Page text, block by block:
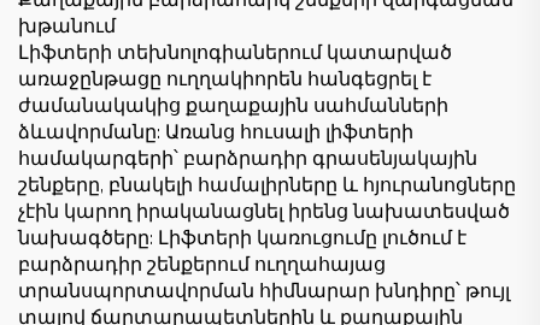
խթանում
Լիֆտերի տեխնոլոգիաներում կատարված
առաջընթացը ուղղակիորեն հանգեցրել է
ժամանակակից քաղաքային սահմանների
ձևավորմանը: Առանց հուսալի լիֆտերի
համակարգերի՝ բարձրադիր գրասենյակային
շենքերը, բնակելի համալիրները և հյուրանոցները
չէին կարող իրականացնել իրենց նախատեսված
նախագծերը: Լիֆտերի կառուցումը լուծում է
բարձրադիր շենքերում ուղղահայաց
տրանսպորտավորման հիմնարար խնդիրը՝ թույլ
տալով ճարտարապետներին և քաղաքային